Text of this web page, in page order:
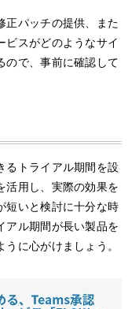
正パッチの提供、また
ビスがどのようなサイ
ので、事前に確認して
るトライアル期間を設
活用し、実際の効果を
短いと検討に十分な時
アル期間が長い製品を
に心がけましょう。